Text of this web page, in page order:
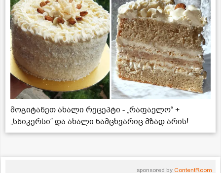
მოგიტანეთ ახალი რეცეპტი - „რაფაელო“ +
„სნიკერსი“ და ახალი ნამცხვარიც მზად არის!
sponsored by ContentRoom